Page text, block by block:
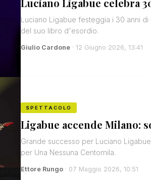
Luciano Ligabue festeggia i 30 anni
del suo libro d'esordio.
Giulio Cardone · 12 Giugno 2026, 13:41
SPETTACOLO
Ligabue accende Milano:
Grande successo per Luciano
per Una Nessuna Centomila.
Ettore Rungo · 07 Maggio 2026, 10:51